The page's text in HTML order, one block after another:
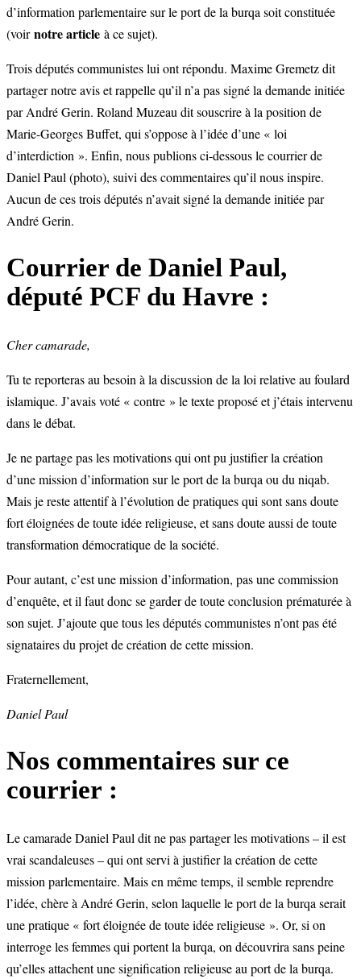
d’information parlementaire sur le port de la burqa soit constituée
(voirnotre article à ce sujet).
Trois députés communistes lui ont répondu. Maxime Gremetz dit
partager notre avis et rappelle qu’il n’a pas signé la demande initiée
par André Gerin. Roland Muzeau dit souscrire à la position de
Marie-Georges Buffet, qui s’oppose à l’idée d’une « loi
d’interdiction ». Enfin, nous publions ci-dessous le courrier de
Daniel Paul (photo), suivi des commentaires qu’il nous inspire.
Aucun de ces trois députés n’avait signé la demande initiée par
André Gerin.
Courrier de Daniel Paul,
député PCF du Havre :
Cher camarade,
Tu te reporteras au besoin à la discussion de la loi relative au foulard
islamique. J’avais voté « contre » le texte proposé et j’étais intervenu
dans le débat.
Je ne partage pas les motivations qui ont pu justifier la création
d’une mission d’information sur le port de la burqa ou du niqab.
Mais je reste attentif à l’évolution de pratiques qui sont sans doute
fort éloignées de toute idée religieuse, et sans doute aussi de toute
transformation démocratique de la société.
Pour autant, c’est une mission d’information, pas une commission
d’enquête, et il faut donc se garder de toute conclusion prématurée à
son sujet. J’ajoute que tous les députés communistes n’ont pas été
signataires du projet de création de cette mission.
Fraternellement,
Daniel Paul
Nos commentaires sur ce
courrier :
Le camarade Daniel Paul dit ne pas partager les motivations – il est
vrai scandaleuses – qui ont servi à justifier la création de cette
mission parlementaire. Mais en même temps, il semble reprendre
l’idée, chère à André Gerin, selon laquelle le port de la burqa serait
une pratique « fort éloignée de toute idée religieuse ». Or, si on
interroge les femmes qui portent la burqa, on découvrira sans peine
qu’elles attachent une signification religieuse au port de la burqa.